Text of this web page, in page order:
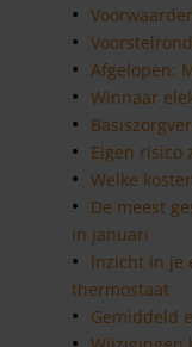
Afgelopen:
Winnaar
Eigen risico
Welke
De meest
in januari
Inzicht in je
thermostaat
Gemiddeld